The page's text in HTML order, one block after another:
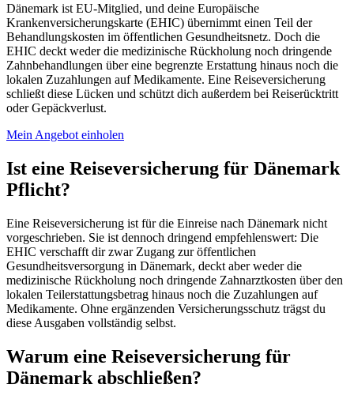
Dänemark ist EU-Mitglied, und deine Europäische
Krankenversicherungskarte (EHIC) übernimmt einen Teil der
Behandlungskosten im öffentlichen Gesundheitsnetz. Doch die
EHIC deckt weder die medizinische Rückholung noch dringende
Zahnbehandlungen über eine begrenzte Erstattung hinaus noch die
lokalen Zuzahlungen auf Medikamente. Eine Reiseversicherung
schließt diese Lücken und schützt dich außerdem bei Reiserücktritt
oder Gepäckverlust.
Mein Angebot einholen
Ist eine Reiseversicherung für Dänemark
Pflicht?
Eine Reiseversicherung ist für die Einreise nach Dänemark nicht
vorgeschrieben. Sie ist dennoch dringend empfehlenswert: Die
EHIC verschafft dir zwar Zugang zur öffentlichen
Gesundheitsversorgung in Dänemark, deckt aber weder die
medizinische Rückholung noch dringende Zahnarztkosten über den
lokalen Teilerstattungsbetrag hinaus noch die Zuzahlungen auf
Medikamente. Ohne ergänzenden Versicherungsschutz trägst du
diese Ausgaben vollständig selbst.
Warum eine Reiseversicherung für
Dänemark abschließen?